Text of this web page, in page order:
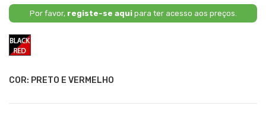
Por favor, registe-se aquipara ter acesso aos preços.
COR: PRETO E VERMELHO
Preto